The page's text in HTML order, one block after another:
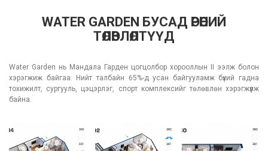
WATER GARDEN БУСАД ӨРӨӨНИЙ
ТӨЛӨВЛӨЛТҮҮД
Water Garden нь Мандала Гарден цогцолбор хорооллын II ээлж болон
хэрэгжиж байгаа. Нийт талбайн 65%-д усан байгууламж бүхий гадна
тохижилт, сургууль, цэцэрлэг, спорт комплексийг төлөвлөн хэрэгжүүлж
байна.